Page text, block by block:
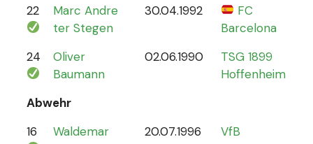
22
Marc Andre
ter Stegen
30.04.1992
FC
Barcelona
24
Oliver
Baumann
02.06.1990
TSG 1899
Hoffenheim
Abwehr
16
Waldemar
20.07.1996
VfB